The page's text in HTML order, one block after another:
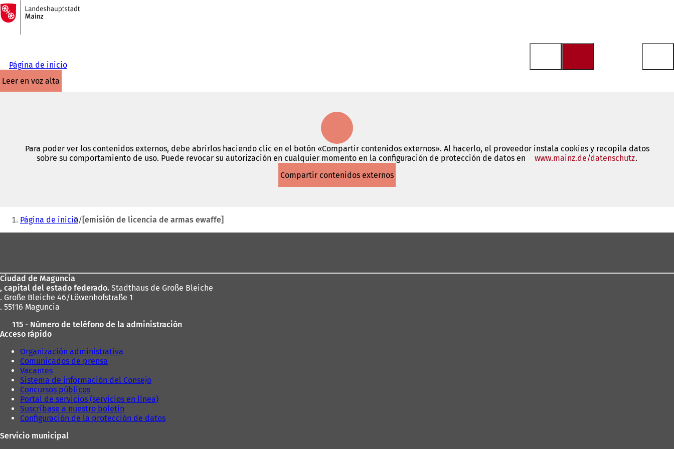
Saltar al contenido
A
la
página
Página de inicio
leer en voz alta
Para poder ver los contenidos externos, debe abrirlos haciendo clic en el botón «Compartir contenidos externos». Al hacerlo, el proveedor instala cookies y recopila datos
sobre su comportamiento de uso. Puede revocar su autorización en cualquier momento en la configuración de protección de datos en
www.mainz.de/datenschutz(Se
.
Compartir contenidos externos
Estás
aquí:
Página de inicio [emisión de licencia de armas ewaffe]
pies
Ciudad de Maguncia
, capital del estado federado. Stadthaus de Große Bleiche
. Große Bleiche 46/Löwenhofstraße 1
. 55116 Maguncia
115 - Número de teléfono de la administración
Acceso rápido
Organización administrativa
Comunicados de prensa
Vacantes
Sistema de información del Consejo
Concursos públicos
Portal de servicios (servicios en línea)
Suscríbase a nuestro boletín
Configuración de la protección de datos
Servicio municipal